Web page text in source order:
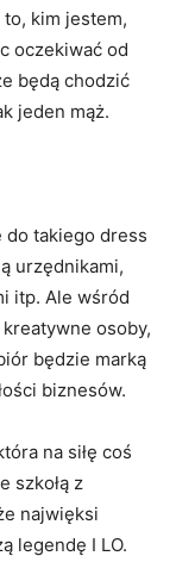
kim jestem,
oczekiwać od
będą chodzić
jeden mąż.
do takiego dress
urzędnikami,
itp. Ale wśród
osoby,
będzie marką
biznesów.
na siłę coś
szkołą z
najwięksi
legendę I LO.